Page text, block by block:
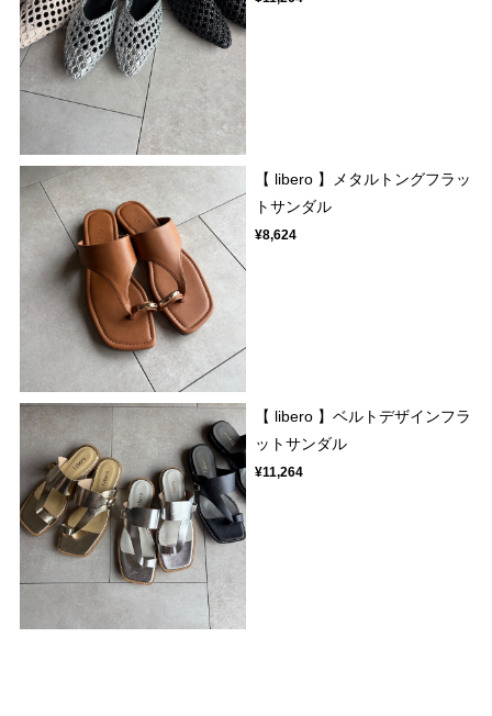
【 libero 】メタルトングフラッ
トサンダル
¥8,624
【 libero 】ベルトデザインフラ
ットサンダル
¥11,264